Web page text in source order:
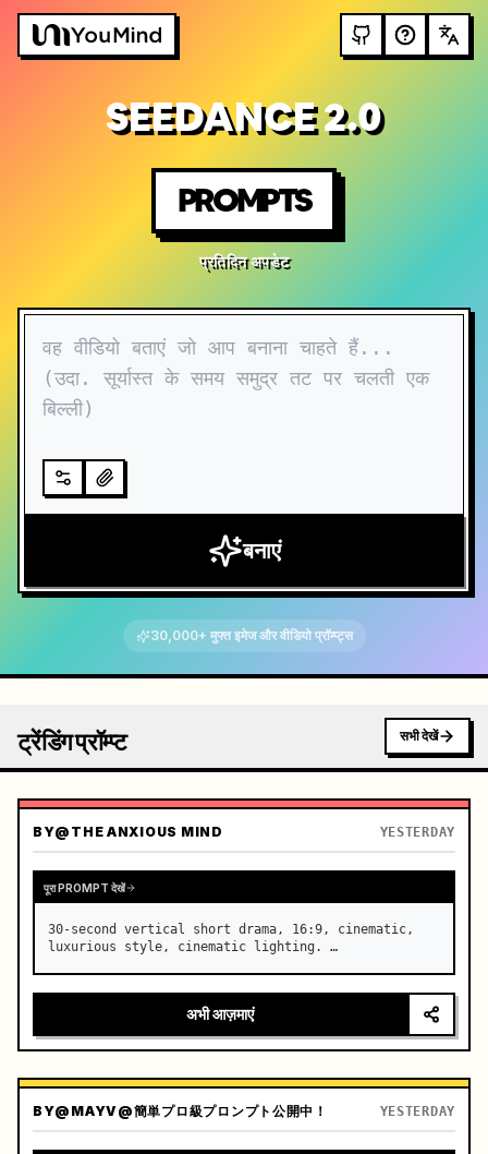
SEEDANCE 2.0
PROMPTS
प्रतिदिन अपडेट
बनाएं
30,000+ मुफ्त इमेज और वीडियो प्रॉम्प्ट्स
ट्रेंडिंग प्रॉम्प्ट सभी देखें
BY@THE ANXIOUS MIND YESTERDAY
पूरा PROMPT देखें
30-second vertical short drama, 16:9, cinematic,
luxurious style, cinematic lighting. …
अभी आज़माएं
BY@MAYV@簡単プロ級プロンプト公開中！ YESTERDAY